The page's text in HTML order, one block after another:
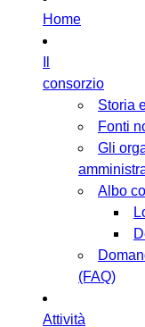
Home
consorzio
Storia
Fonti
Gli
Albo
(FAQ)
Attività